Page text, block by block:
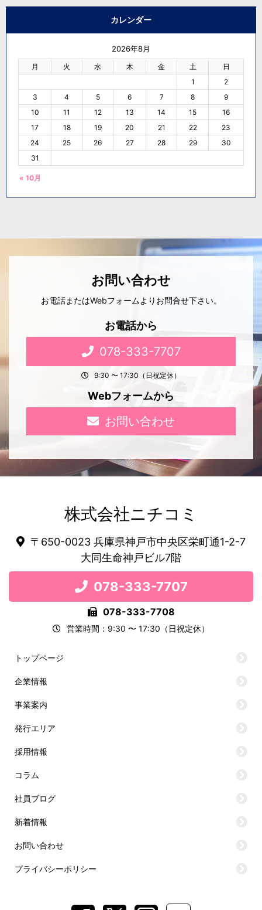
カレンダー
2026年8月
月 火 水 木 金 土 日
« 10月
1
2
3
4 5 6 7 8
9
10
11 12 13 14 15
16
17
18 19 20 21 22
23
24
25 26 27 28 29
30
31
お問い合わせ
お電話またはWebフォームよりお問合せ下さい。
お電話から
078-333-7707
9:30 〜 17:30（日祝定休）
Webフォームから
お問い合わせ
株式会社ニチコミ
〒650-0023 兵庫県神戸市中央区栄町通1-2-7
大同生命神戸ビル7階
078-333-7707
078-333-7708
営業時間：9:30 〜 17:30（日祝定休）
トップページ
企業情報
事業案内
発行エリア
採用情報
コラム
社員ブログ
新着情報
お問い合わせ
プライバシーポリシー